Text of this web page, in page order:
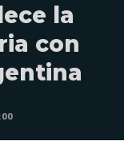
la
con